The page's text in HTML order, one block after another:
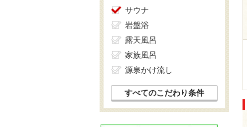
サウナ
岩盤浴
露天風呂
家族風呂
源泉かけ流し
すべてのこだわり条件